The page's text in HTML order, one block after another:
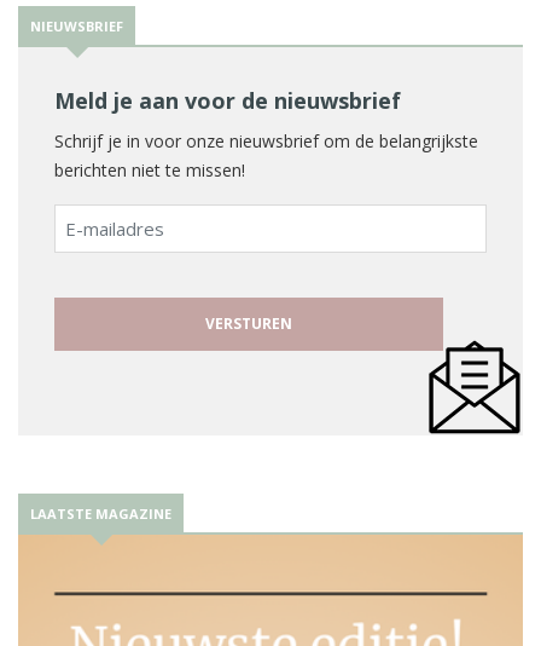
NIEUWSBRIEF
Meld je aan voor de nieuwsbrief
Schrijf je in voor onze nieuwsbrief om de belangrijkste
berichten niet te missen!
E-
mailadres
LAATSTE MAGAZINE